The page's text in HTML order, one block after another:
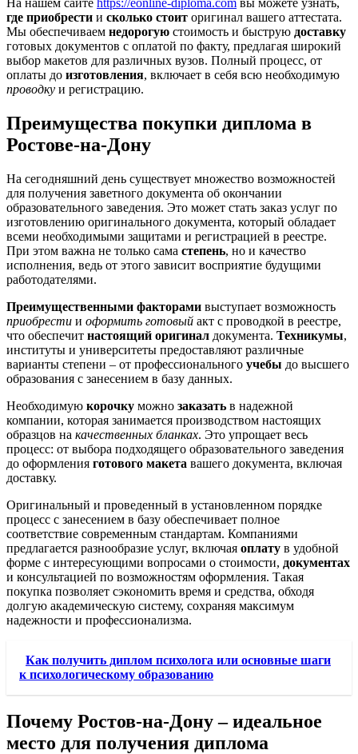
где приобрести и сколько стоит оригинал вашего аттестата.
Мы обеспечиваем недорогую стоимость и быструю доставку
готовых документов с оплатой по факту, предлагая широкий
выбор макетов для различных вузов. Полный процесс, от
оплаты до изготовления, включает в себя всю необходимую
проводку и регистрацию.
Преимущества покупки диплома в
Ростове-на-Дону
На сегодняшний день существует множество возможностей
для получения заветного документа об окончании
образовательного заведения. Это может стать заказ услуг по
изготовлению оригинального документа, который обладает
всеми необходимыми защитами и регистрацией в реестре.
При этом важна не только сама степень, но и качество
исполнения, ведь от этого зависит восприятие будущими
работодателями.
Преимущественными факторами выступает возможность
приобрести и оформить готовый акт с проводкой в реестре,
что обеспечит настоящий оригинал документа. Техникумы,
институты и университеты предоставляют различные
варианты степени – от профессионального учебы до высшего
образования с занесением в базу данных.
Необходимую корочку можно заказать в надежной
компании, которая занимается производством настоящих
образцов на качественных бланках. Это упрощает весь
процесс: от выбора подходящего образовательного заведения
до оформления готового макета вашего документа, включая
доставку.
Оригинальный и проведенный в установленном порядке
процесс с занесением в базу обеспечивает полное
соответствие современным стандартам. Компаниями
предлагается разнообразие услуг, включая оплату в удобной
форме с интересующими вопросами о стоимости, документах
и консультацией по возможностям оформления. Такая
покупка позволяет сэкономить время и средства, обходя
долгую академическую систему, сохраняя максимум
надежности и профессионализма.
Как получить диплом психолога или основные шаги
к психологическому образованию
Почему Ростов-на-Дону – идеальное
место для получения диплома